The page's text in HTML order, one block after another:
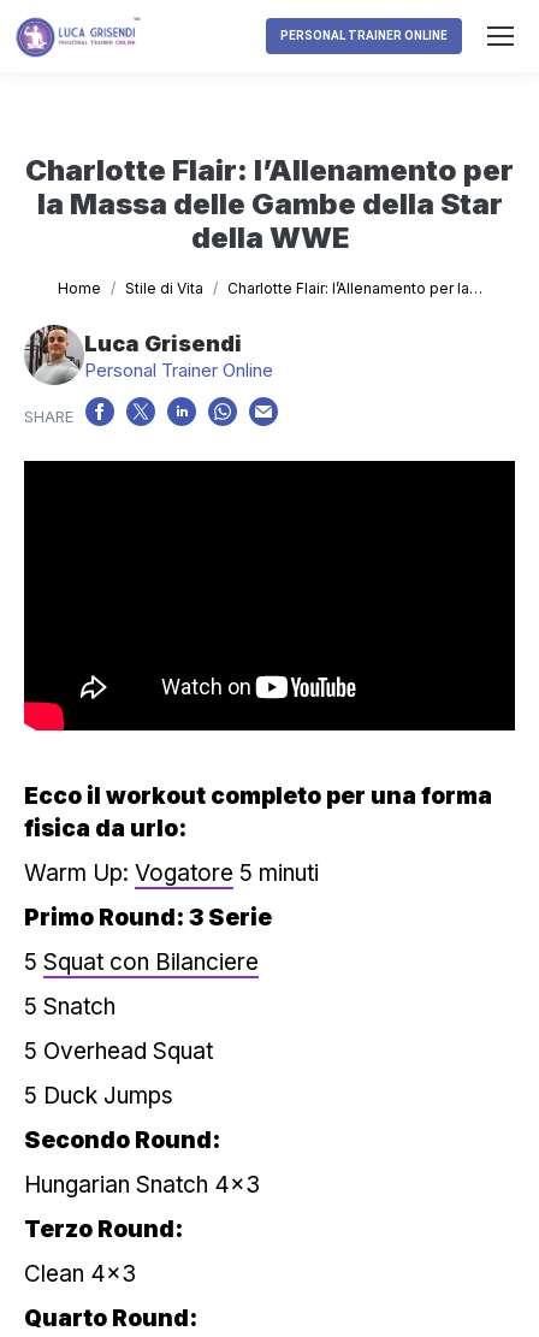
PERSONAL TRAINER ONLINE
Charlotte Flair: l’Allenamento per
la Massa delle Gambe della Star
della WWE
Tu sei qui:
Home Stile di Vita Charlotte Flair: l’Allenamento per la…
Luca Grisendi
Personal Trainer Online
Ecco il workout completo per una forma
fisica da urlo:
Warm Up: Vogatore 5 minuti
Primo Round: 3 Serie
5 Squat con Bilanciere
5 Snatch
5 Overhead Squat
5 Duck Jumps
Secondo Round:
Hungarian Snatch 4×3
Terzo Round:
Clean 4×3
Quarto Round: